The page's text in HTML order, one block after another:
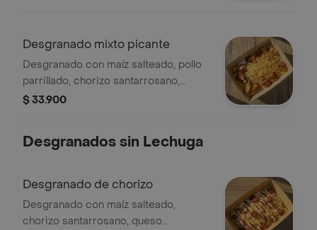
Desgranado mixto picante
Desgranado con maíz salteado, pollo
parrillado, chorizo santarrosano,
queso mozzarella, lechuga, papa ripio,
$ 33.900
Desgranados sin Lechuga
Desgranado de chorizo
Desgranado con maíz salteado,
chorizo santarrosano, queso